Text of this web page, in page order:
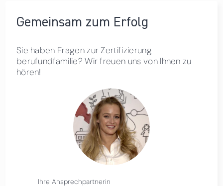
Gemeinsam zum Erfolg
Sie haben Fragen zur Zertifizierung
berufundfamilie? Wir freuen uns von Ihnen zu
hören!
Ihre Ansprechpartnerin